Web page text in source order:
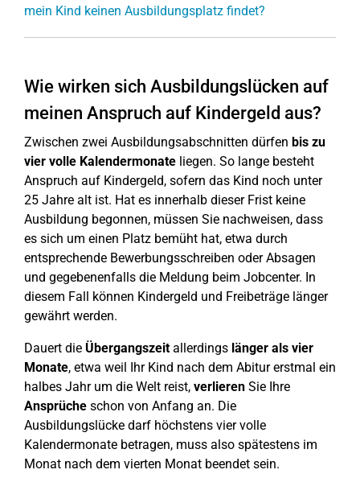
mein Kind keinen Ausbildungsplatz findet?
Wie wirken sich Ausbildungslücken auf
meinen Anspruch auf Kindergeld aus?
Zwischen zwei Ausbildungsabschnitten dürfen bis zu
vier volle Kalendermonate liegen. So lange besteht
Anspruch auf Kindergeld, sofern das Kind noch unter
25 Jahre alt ist. Hat es innerhalb dieser Frist keine
Ausbildung begonnen, müssen Sie nachweisen, dass
es sich um einen Platz bemüht hat, etwa durch
entsprechende Bewerbungsschreiben oder Absagen
und gegebenenfalls die Meldung beim Jobcenter. In
diesem Fall können Kindergeld und Freibeträge länger
gewährt werden.
Dauert die Übergangszeitallerdings länger als vier
Monate, etwa weil Ihr Kind nach dem Abitur erstmal ein
halbes Jahr um die Welt reist, verlieren Sie Ihre
Ansprüche schon von Anfang an. Die
Ausbildungslücke darf höchstens vier volle
Kalendermonate betragen, muss also spätestens im
Monat nach dem vierten Monat beendet sein.